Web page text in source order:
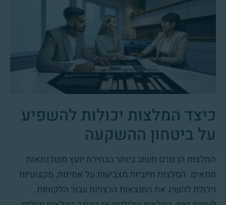
כיצד המלצות יכולות להשפיע
על ביטחון ההשקעה
המלצות הן גורם חשוב ביותר בבחירת יועץ משכנתאות
מתאים. המלצות חיוביות מצביעות על אמינות, מקצועיות
ויכולת להשיג את התוצאות הרצויות עבור הלקוחות.